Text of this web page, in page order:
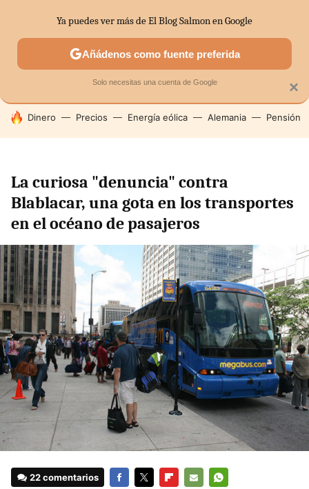
SECTORES ECONOMÍA DOMÉSTICA MERCADOS
HOY SE HABLA DE
Dinero Precios Energía eólica Alemania Pensión
La curiosa "denuncia" contra
Blablacar, una gota en los transportes
en el océano de pasajeros
22 comentarios
×
Ya puedes ver más de El Blog Salmon en Google
Añádenos como fuente preferida
Solo necesitas una cuenta de Google